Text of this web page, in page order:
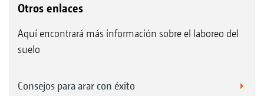
Otros enlaces
Aquí encontrará más información sobre el laboreo del
suelo
Consejos para arar con éxito